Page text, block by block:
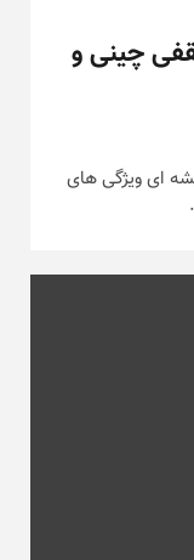
سقفی چینی و
ای ویژگی های